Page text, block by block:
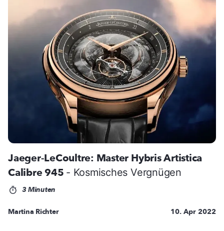
Jaeger-LeCoultre: Master Hybris Artistica
Calibre 945 - Kosmisches Vergnügen
3 Minuten
Martina Richter 10. Apr 2022